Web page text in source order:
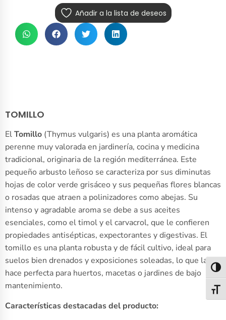
Añadir a la lista de deseos
TOMILLO
ElTomillo (Thymus vulgaris) es una planta aromática
perenne muy valorada en jardinería, cocina y medicina
tradicional, originaria de la región mediterránea. Este
pequeño arbusto leñoso se caracteriza por sus diminutas
hojas de color verde grisáceo y sus pequeñas flores blancas
o rosadas que atraen a polinizadores como abejas. Su
intenso y agradable aroma se debe a sus aceites
esenciales, como el timol y el carvacrol, que le confieren
propiedades antisépticas, expectorantes y digestivas. El
tomillo es una planta robusta y de fácil cultivo, ideal para
suelos bien drenados y exposiciones soleadas, lo que la
hace perfecta para huertos, macetas o jardines de bajo
mantenimiento.
Características destacadas del producto: